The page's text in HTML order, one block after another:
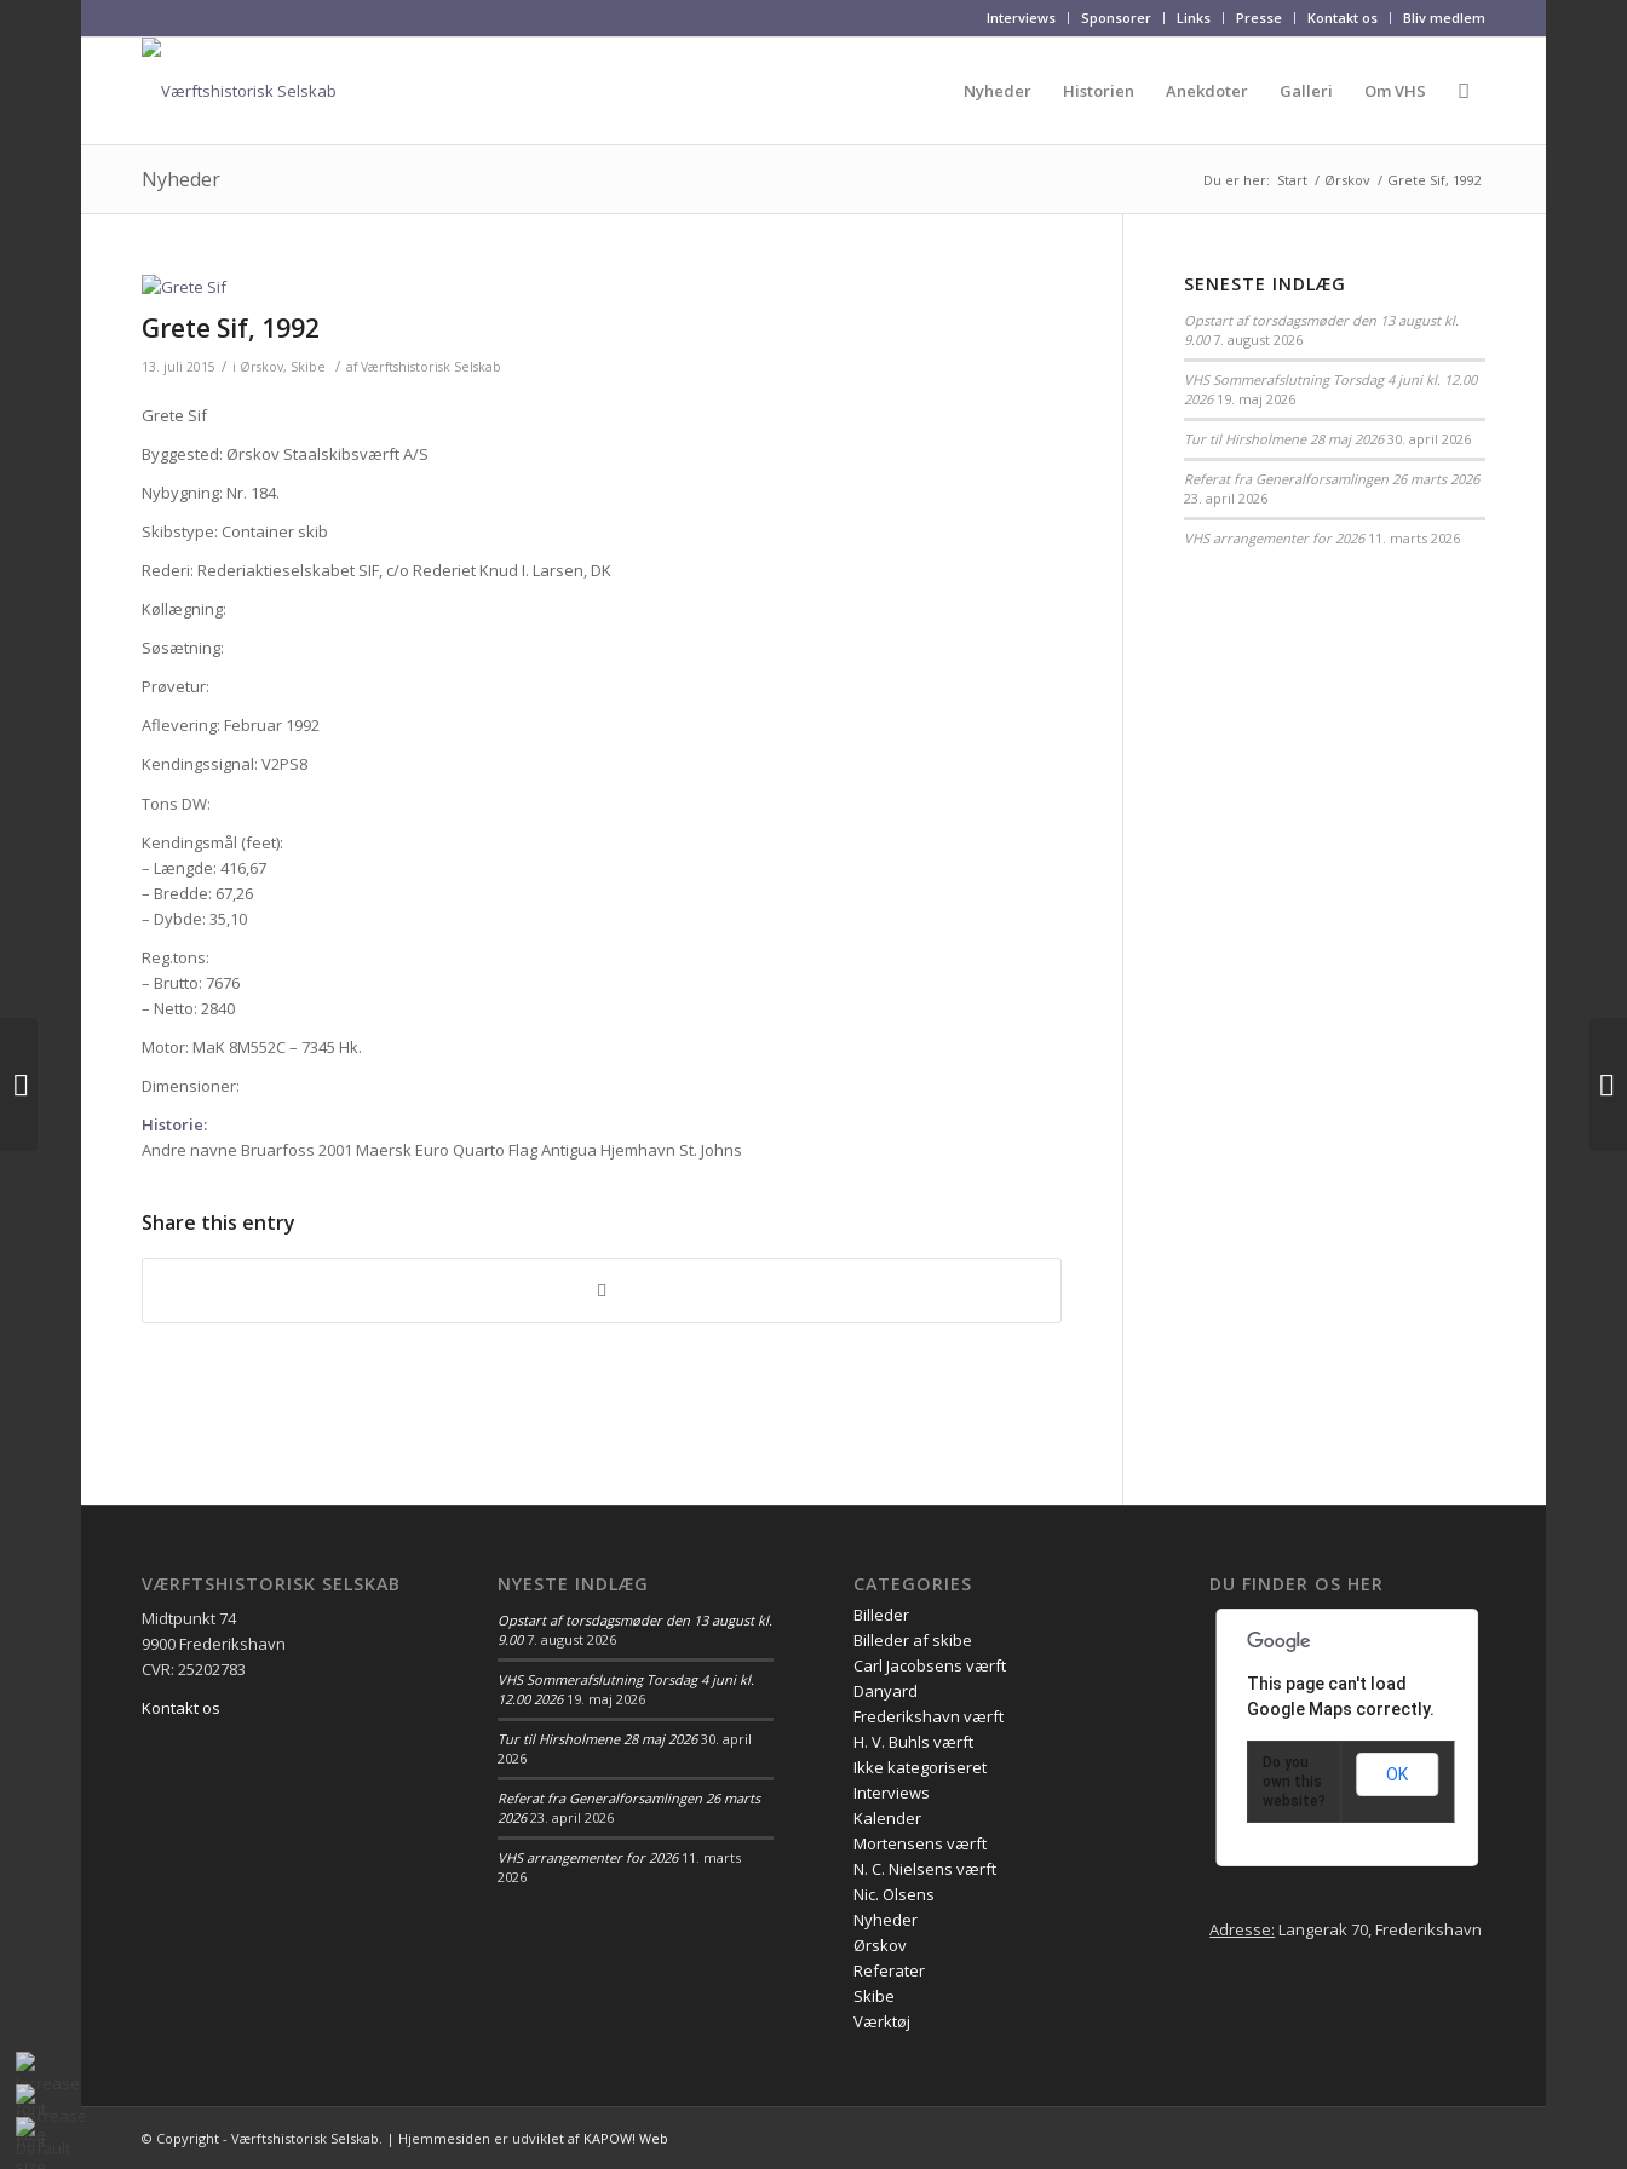
Interviews Sponsorer Links Presse Kontakt os Bliv medlem
Nyheder Historien Anekdoter Galleri Om VHS
Nyheder Du er her: Start / Ørskov / Grete Sif, 1992
Grete Sif, 1992
13. juli 2015 / i Ørskov, Skibe / afVærftshistorisk Selskab
Grete Sif
Byggested: Ørskov Staalskibsværft A/S
Nybygning: Nr. 184.
Skibstype: Container skib
Rederi: Rederiaktieselskabet SIF, c/o Rederiet Knud I. Larsen, DK
Køllægning:
Søsætning:
Prøvetur:
Aflevering: Februar 1992
Kendingssignal: V2PS8
Tons DW:
Kendingsmål (feet):
– Længde: 416,67
– Bredde: 67,26
– Dybde: 35,10
Reg.tons:
– Brutto: 7676
– Netto: 2840
Motor: MaK 8M552C – 7345 Hk.
Dimensioner:
Historie:
Andre navne Bruarfoss 2001 Maersk Euro Quarto Flag Antigua Hjemhavn St. Johns
Share this entry
SENESTE INDLÆG
Opstart af torsdagsmøder den 13 august kl.
9.00 7. august 2026
VHS Sommerafslutning Torsdag 4 juni kl. 12.00
2026 19. maj 2026
Tur til Hirsholmene 28 maj 2026 30. april 2026
Referat fra Generalforsamlingen 26 marts 2026
23. april 2026
VHS arrangementer for 2026 11. marts 2026
VÆRFTSHISTORISK SELSKAB
Midtpunkt 74
9900 Frederikshavn
CVR: 25202783
Kontakt os
NYESTE INDLÆG
Opstart af torsdagsmøder den 13 august kl.
9.00 7. august 2026
VHS Sommerafslutning Torsdag 4 juni kl.
12.00 2026 19. maj 2026
Tur til Hirsholmene 28 maj 2026 30. april
2026
Referat fra Generalforsamlingen 26 marts
2026 23. april 2026
VHS arrangementer for 2026 11. marts
2026
CATEGORIES
Billeder
Billeder af skibe
Carl Jacobsens værft
Danyard
Frederikshavn værft
H. V. Buhls værft
Ikke kategoriseret
Interviews
Kalender
Mortensens værft
N. C. Nielsens værft
Nic. Olsens
Nyheder
Ørskov
Referater
Skibe
Værktøj
DU FINDER OS HER
This page can't load
Google Maps correctly.
Do you
own this
website?
OK
Adresse: Langerak 70, Frederikshavn
© Copyright - Værftshistorisk Selskab. | Hjemmesiden er udviklet af KAPOW! Web
Challenger III, 1986